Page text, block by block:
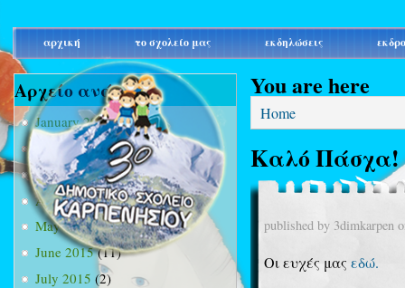
main_menu
αρχική το σχολείο μας εκδηλώσεις
Αρχείο ανά μήνα
January 2015(3)
February 2015(9)
March 2015(34)
April 2015(15)
May 2015(13)
June 2015(11)
July 2015 (2)
You are here
Home
Καλό Πάσχα!
published by 3dimkarpen
Οι ευχές μας εδώ.